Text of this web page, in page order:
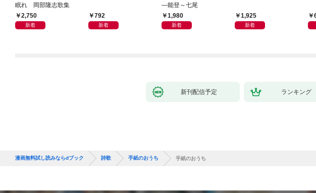
眠れ 岡部隆志歌集
2,750
新着
792
新着
―能登～七尾
1,980
新着
1,925
新着
新刊配信予定 ランキング
漫画無料試し読みならdブック 詩歌 手紙のおうち 手紙のおうち